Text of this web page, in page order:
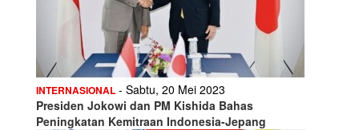
INTERNASIONAL - Sabtu, 20 Mei 2023
Presiden Jokowi dan PM Kishida Bahas
Peningkatan Kemitraan Indonesia-Jepang